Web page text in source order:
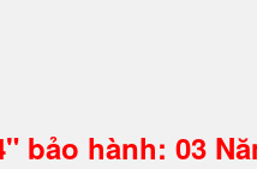
bảo hành: 03